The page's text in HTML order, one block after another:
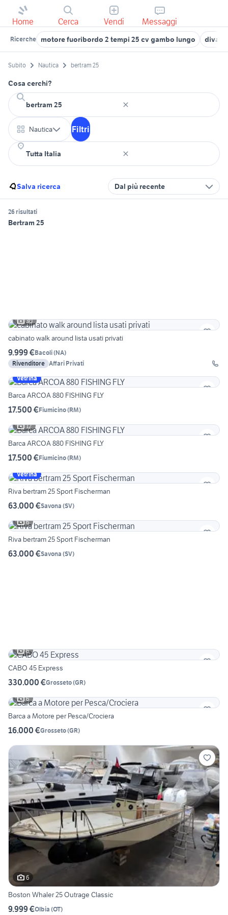
Home Cerca Vendi Messaggi
Ricerche motore fuoribordo 2 tempi 25 cv gambo lungo
Subito Nautica bertram 25
Cosa cerchi?
Nautica Filtri
Salva ricerca Dal più recente
26 risultati
Bertram 25
30
cabinato walk around lista usati privati
9.999 €Bacoli(NA)
Rivenditore Affari Privati
Vetrina
Barca ARCOA 880 FISHING FLY
17.500 €Fiumicino(RM)
12
Barca ARCOA 880 FISHING FLY
17.500 €Fiumicino(RM)
Vetrina
Riva bertram 25 Sport Fischerman
63.000 €Savona (SV)
6
Riva bertram 25 Sport Fischerman
63.000 €Savona (SV)
6
CABO 45 Express
330.000 €Grosseto(GR)
6
Barca a Motore per Pesca/Crociera
16.000 €Grosseto(GR)
6
Boston Whaler 25 Outrage Classic
9.999 €Olbia (OT)